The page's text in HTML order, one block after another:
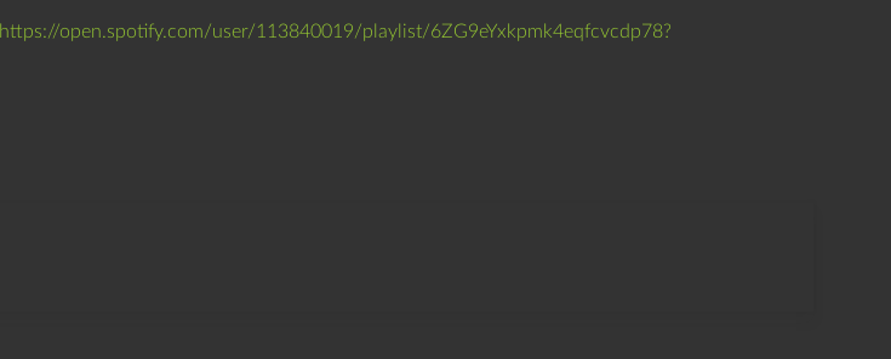
https://open.spotify.com/user/113840019/playlist/6ZG9eYxkpmk4eqfcvcdp78?